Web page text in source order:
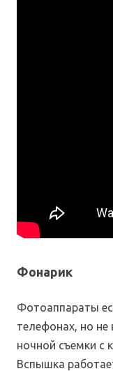
Фонарик
Фотоаппараты
телефонах, но
ночной съемки с
Вспышка